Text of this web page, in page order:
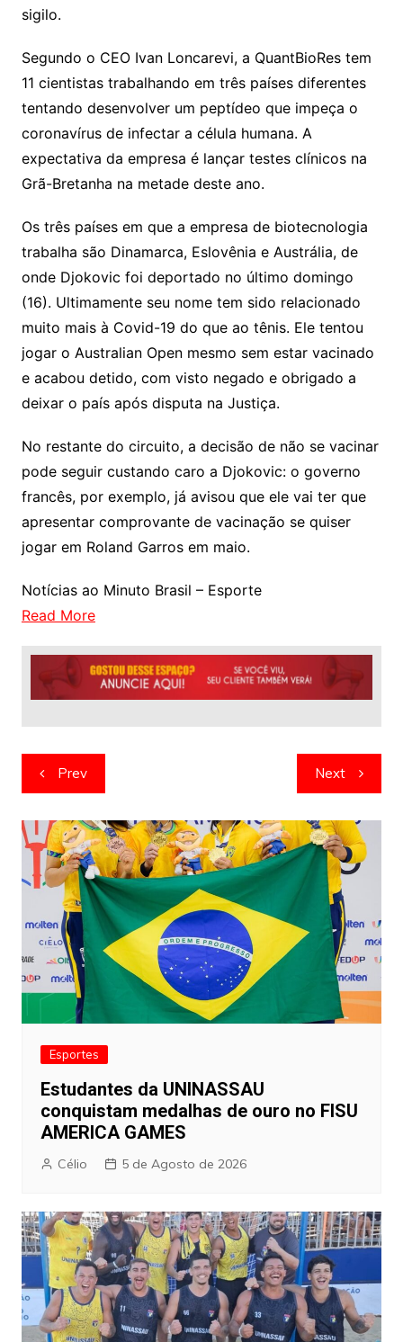
sigilo.
Segundo o CEO Ivan Loncarevi, a QuantBioRes tem
11 cientistas trabalhando em três países diferentes
tentando desenvolver um peptídeo que impeça o
coronavírus de infectar a célula humana. A
expectativa da empresa é lançar testes clínicos na
Grã-Bretanha na metade deste ano.
Os três países em que a empresa de biotecnologia
trabalha são Dinamarca, Eslovênia e Austrália, de
onde Djokovic foi deportado no último domingo
(16). Ultimamente seu nome tem sido relacionado
muito mais à Covid-19 do que ao tênis. Ele tentou
jogar o Australian Open mesmo sem estar vacinado
e acabou detido, com visto negado e obrigado a
deixar o país após disputa na Justiça.
No restante do circuito, a decisão de não se vacinar
pode seguir custando caro a Djokovic: o governo
francês, por exemplo, já avisou que ele vai ter que
apresentar comprovante de vacinação se quiser
jogar em Roland Garros em maio.
Notícias ao Minuto Brasil – Esporte
Read More
Navegação
de
artigos
Prev Next
Esportes
Estudantes da UNINASSAU
conquistam medalhas de ouro no FISU
AMERICA GAMES
Célio 5 de Agosto de 2026